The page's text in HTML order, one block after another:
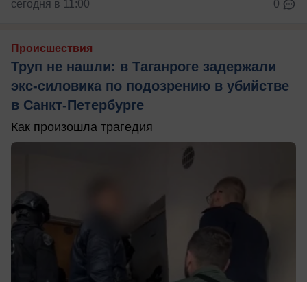
сегодня в 11:00 0
Происшествия
Труп не нашли: в Таганроге задержали
экс-силовика по подозрению в убийстве
в Санкт-Петербурге
Как произошла трагедия